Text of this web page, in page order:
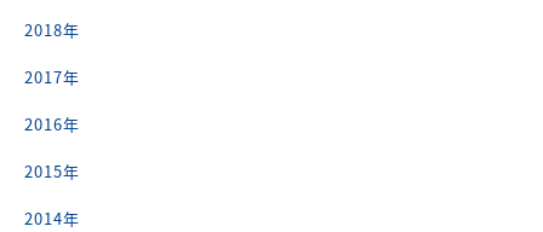
2018年
2017年
2016年
2015年
2014年